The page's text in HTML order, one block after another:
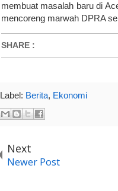
membuat masalah baru di
mencoreng marwah DPRA
SHARE :
Label: Berita, Ekonomi
Next
Newer Post